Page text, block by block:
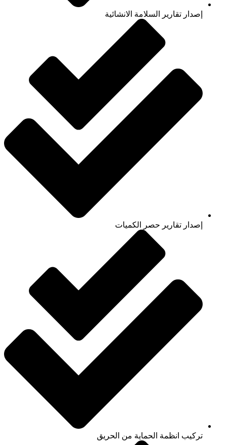
إصدار تقارير السلامة الانشائية
إصدار تقارير حصر الكميات
تركيب انظمة الحماية من الحريق